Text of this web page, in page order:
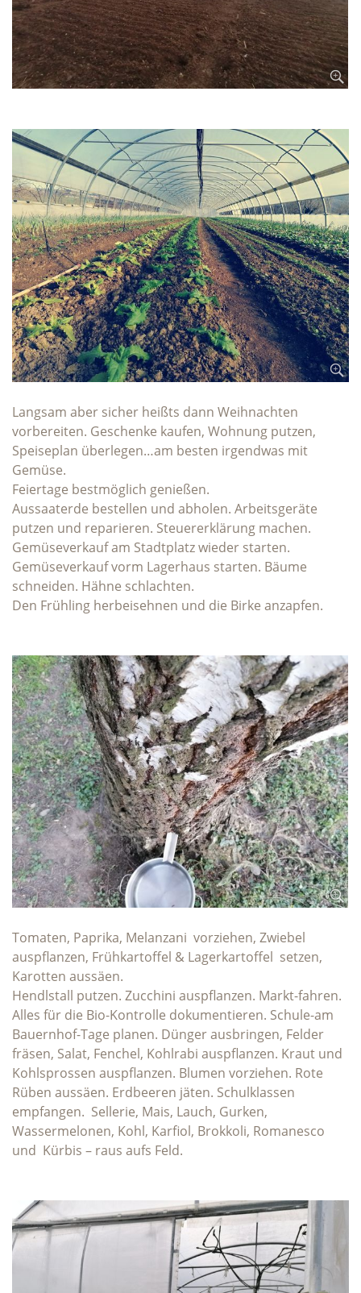
Langsam aber sicher heißts dann Weihnachten
vorbereiten. Geschenke kaufen, Wohnung putzen,
Speiseplan überlegen…am besten irgendwas mit
Gemüse.
Feiertage bestmöglich genießen.
Aussaaterde bestellen und abholen. Arbeitsgeräte
putzen und reparieren. Steuererklärung machen.
Gemüseverkauf am Stadtplatz wieder starten.
Gemüseverkauf vorm Lagerhaus starten. Bäume
schneiden. Hähne schlachten.
Den Frühling herbeisehnen und die Birke anzapfen.
Tomaten, Paprika, Melanzani vorziehen, Zwiebel
auspflanzen, Frühkartoffel & Lagerkartoffel setzen,
Karotten aussäen.
Hendlstall putzen. Zucchini auspflanzen. Markt-fahren.
Alles für die Bio-Kontrolle dokumentieren. Schule-am
Bauernhof-Tage planen. Dünger ausbringen, Felder
fräsen, Salat, Fenchel, Kohlrabi auspflanzen. Kraut und
Kohlsprossen auspflanzen. Blumen vorziehen. Rote
Rüben aussäen. Erdbeeren jäten. Schulklassen
empfangen. Sellerie, Mais, Lauch, Gurken,
Wassermelonen, Kohl, Karfiol, Brokkoli, Romanesco
und Kürbis – raus aufs Feld.